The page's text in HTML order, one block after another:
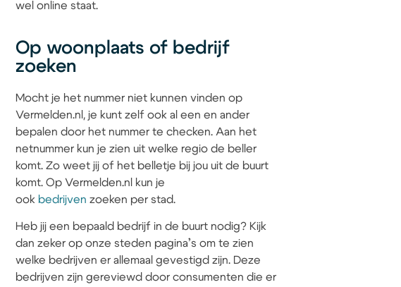
wel online staat.
Op woonplaats of bedrijf
zoeken
Mocht je het nummer niet kunnen vinden op
Vermelden.nl, je kunt zelf ook al een en ander
bepalen door het nummer te checken. Aan het
netnummer kun je zien uit welke regio de beller
komt. Zo weet jij of het belletje bij jou uit de buurt
komt. Op Vermelden.nl kun je
ook bedrijven zoeken per stad.
Heb jij een bepaald bedrijf in de buurt nodig? Kijk
dan zeker op onze steden pagina’s om te zien
welke bedrijven er allemaal gevestigd zijn. Deze
bedrijven zijn gereviewd door consumenten die er